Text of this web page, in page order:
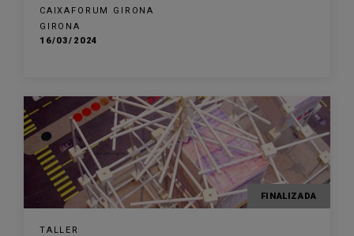
CAIXAFORUM GIRONA
GIRONA
16/03/2024
FINALIZADA
TALLER